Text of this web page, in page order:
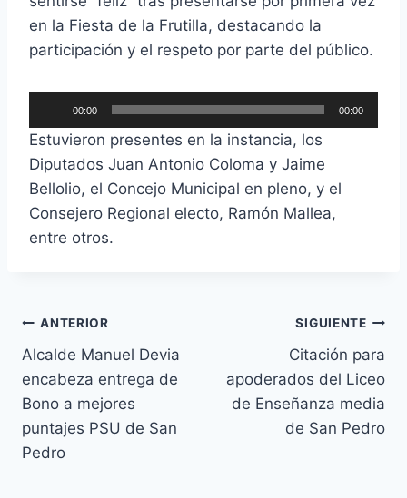
r
d
a
d
i
o
r
o
d
t
o
r
d
e
o
en la Fiesta de la Frutilla, destacando la
participación y el respeto por parte del público.
e
p
r
o
d
u
o
r
d
e
a
u
00:00 00:00
Estuvieron presentes en la instancia, los
Diputados Juan Antonio Coloma y Jaime
Bellolio, el Concejo Municipal en pleno, y el
Consejero Regional electo, Ramón Mallea,
entre otros.
ANTERIOR
Alcalde Manuel Devia
encabeza entrega de
Bono a mejores
puntajes PSU de San
Pedro
SIGUIENTE
Citación para
apoderados del Liceo
de Enseñanza media
de San Pedro